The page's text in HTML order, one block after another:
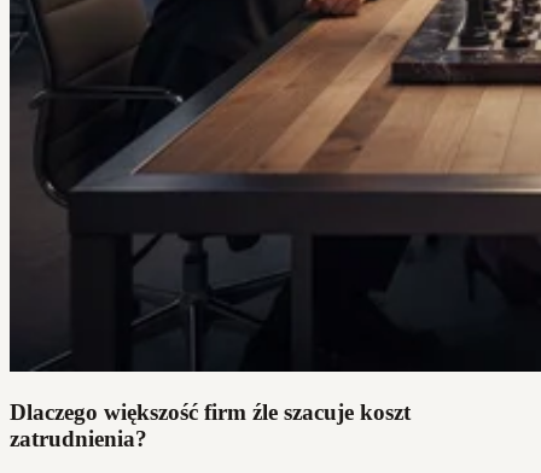
Dlaczego większość firm źle szacuje koszt
zatrudnienia?